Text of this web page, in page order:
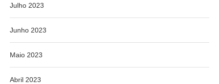
Julho 2023
Junho 2023
Maio 2023
Abril 2023